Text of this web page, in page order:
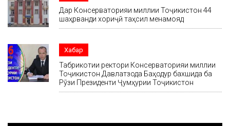
Дар Консерваторияи миллии Тоҷикистон 44
шаҳрванди хориҷӣ таҳсил менамояд
Хабар
Табрикотии ректори Консерваторияи миллии
Тоҷикистон Давлатзода Баҳодур бахшида ба
Рӯзи Президенти Ҷумҳурии Тоҷикистон